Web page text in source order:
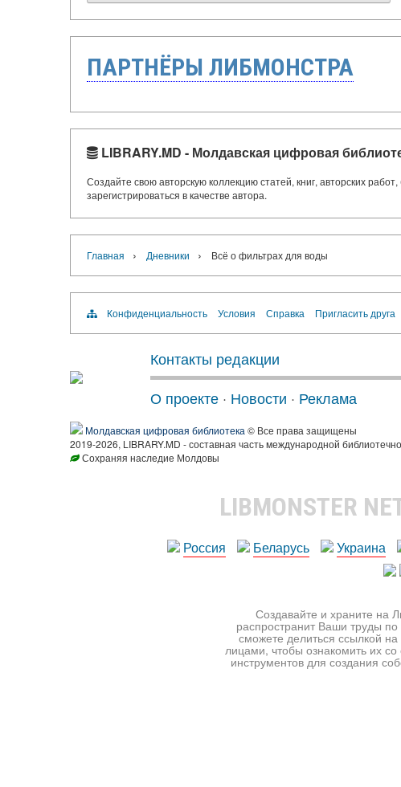
ПАРТНЁРЫ ЛИБМОНСТРА
LIBRARY.MD - Молдавская цифровая
Создайте свою авторскую коллекцию статей, книг, авторских
зарегистрироваться в качестве автора.
Главная › Дневники › Всё о фильтрах для воды
Конфиденциальность Условия Справка Пригласить друга
Контакты редакции
О проекте · Новости · Реклама
Молдавская цифровая библиотека © Все права защищены
2019-2026, LIBRARY.MD - составная часть международной
Сохраняя наследие Молдовы
LIBMONSTER
Россия Беларусь Украина
Создавайте и храните на
распространит Ваши труды
сможете делиться ссылкой
лицами, чтобы ознакомить их
инструментов для создания